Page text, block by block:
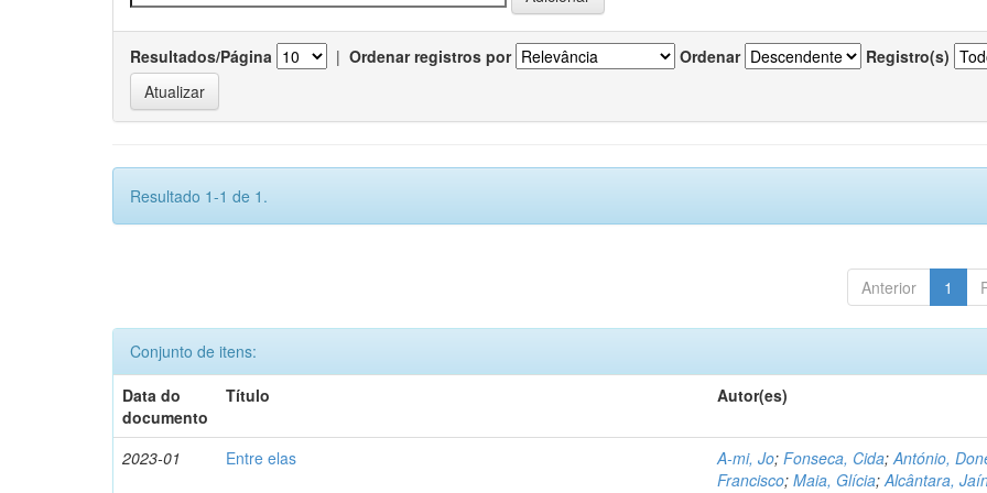
Resultados/Página | Ordenar registros por Ordenar Registro(s)
Resultado 1-1 de 1.
Anterior 1
Conjunto de itens:
Data do
documento
Título Autor(es)
2023-01 Entre elas A-mi, Jo;Fonseca, Cida;António,
Francisco;Maia, Glícia;Alcântara,